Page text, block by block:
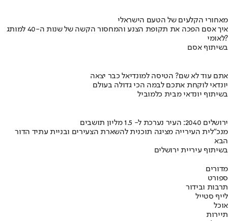
מאחורי הקלעים של הטעם הישראלי
איך אסם הפכה את תקופת הצנע והמחסור הקשה של שנות ה-40 למותג
לאומי?
בשיתוף אסם
אתם עוד לא שם? הטיסה למונדיאל כבר יצאה
יונדאי לוקחת אתכם לבמה הכי גדולה בעולם
בשיתוף יונדאי מבית כלמוביל
ירושלים 2040: העיר נערכת ל- 1.5 מליון תושבים
מנכ"לית העירייה מציגה תוכנית להשארת הצעירים ובניית עתיד הדור
הבא
בשיתוף עיריית ירושלים
מדורים
ספורט
תרבות ובידור
לייף סטייל
אוכל
תיירות